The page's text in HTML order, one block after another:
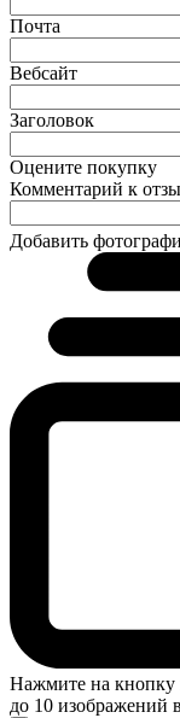
Почта
Вебсайт
Заголовок
Оцените покупку
Комментарий к
Добавить
Нажмите на кнопку
до 10 изображений